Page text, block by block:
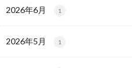
2026年6月 1
2026年5月 1